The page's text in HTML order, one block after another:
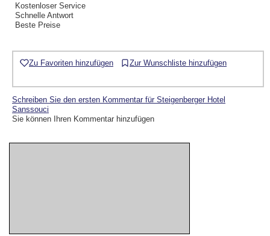
Kostenloser Service
Schnelle Antwort
Beste Preise
Zu Favoriten hinzufügen Zur Wunschliste hinzufügen
Schreiben Sie den ersten Kommentar für Steigenberger Hotel
Sanssouci
Sie können Ihren Kommentar hinzufügen